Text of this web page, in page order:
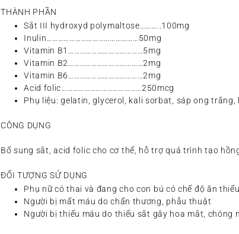
THÀNH PHẦN
Sắt III hydroxyd polymaltose………..100mg
Inulin…………………………………………50mg
Vitamin B1…………………………………5mg
Vitamin B2…………………………………2mg
Vitamin B6…………………………………2mg
Acid folic……………………………………250mcg
Phụ liệu: gelatin, glycerol, kali sorbat, sáp ong trắng,
CÔNG DỤNG
Bổ sung sắt, acid folic cho cơ thể, hỗ trợ quá trình tạo
ĐỐI TƯỢNG SỬ DỤNG
Phụ nữ có thai và đang cho con bú có chế độ ăn
Người bị mất máu do chấn thương, phẫu thuật
Người bị thiếu máu do thiếu sắt gây hoa mắt, chóng